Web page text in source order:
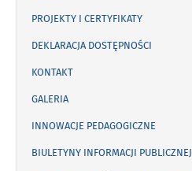
PROJEKTY I CERTYFIKATY
DEKLARACJA DOSTĘPNOŚCI
KONTAKT
GALERIA
INNOWACJE PEDAGOGICZNE
BIULETYNY INFORMACJI PUBLICZNEJ